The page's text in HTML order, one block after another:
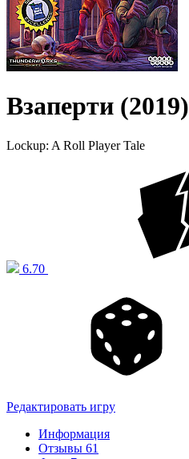
Взаперти (2019)
Lockup: A Roll Player Tale
6.70
Редактировать игру
Информация
Отзывы 61